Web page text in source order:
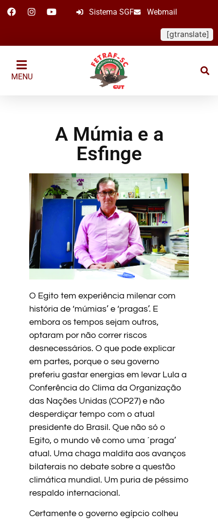
Sistema SGF Webmail
[gtranslate]
MENU
A Múmia e a
Esfinge
O Egito tem experiência milenar com
história de ‘múmias’ e ‘pragas’. E
embora os tempos sejam outros,
optaram por não correr riscos
desnecessários. O que pode explicar
em partes, porque o seu governo
preferiu gastar energias em levar Lula a
Conferência do Clima da Organização
das Nações Unidas (COP27) e não
desperdiçar tempo com o atual
presidente do Brasil. Que não só o
Egito, o mundo vê como uma ´praga’
atual. Uma chaga maldita aos avanços
bilaterais no debate sobre a questão
climática mundial. Um puria de péssimo
respaldo internacional.
Certamente o governo egípcio colheu